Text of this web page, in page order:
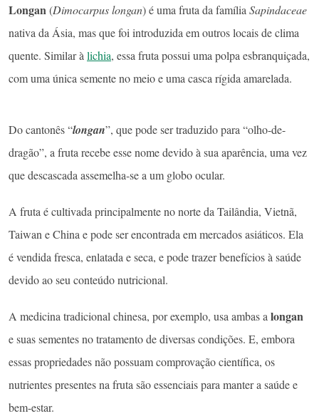
Longan(Dimocarpus longan) é uma fruta da família Sapindaceae
nativa da Ásia, mas que foi introduzida em outros locais de clima
quente. Similar à lichia, essa fruta possui uma polpa esbranquiçada,
com uma única semente no meio e uma casca rígida amarelada.
Do cantonês “longan”, que pode ser traduzido para “olho-de-
dragão”, a fruta recebe esse nome devido à sua aparência, uma vez
que descascada assemelha-se a um globo ocular.
A fruta é cultivada principalmente no norte da Tailândia, Vietnã,
Taiwan e China e pode ser encontrada em mercados asiáticos. Ela
é vendida fresca, enlatada e seca, e pode trazer benefícios à saúde
devido ao seu conteúdo nutricional.
A medicina tradicional chinesa, por exemplo, usa ambas a longan
e suas sementes no tratamento de diversas condições. E, embora
essas propriedades não possuam comprovação científica, os
nutrientes presentes na fruta são essenciais para manter a saúde e
bem-estar.